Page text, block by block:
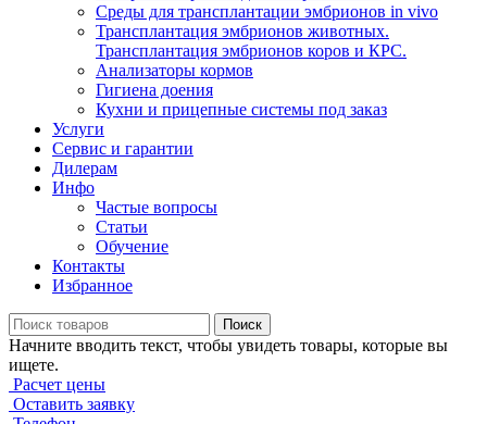
Среды для трансплантации эмбрионов in vivo
Трансплантация эмбрионов животных.
Трансплантация эмбрионов коров и КРС.
Анализаторы кормов
Гигиена доения
Кухни и прицепные системы под заказ
Услуги
Сервис и гарантии
Дилерам
Инфо
Частые вопросы
Статьи
Обучение
Контакты
Избранное
Поиск
Начните вводить текст, чтобы увидеть товары, которые вы
ищете.
Расчет цены
Оставить заявку